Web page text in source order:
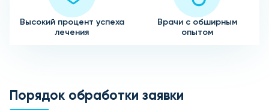
Высокий процент успеха
лечения
Врачи с обширным
опытом
Порядок обработки заявки